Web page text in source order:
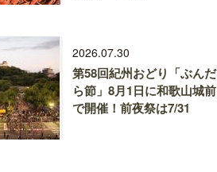
2026.07.30
第58回紀州おどり「ぶんだ
ら節」8月1日に和歌山城前
で開催！前夜祭は7/31